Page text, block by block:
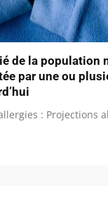
de la population
par une ou
: Projections